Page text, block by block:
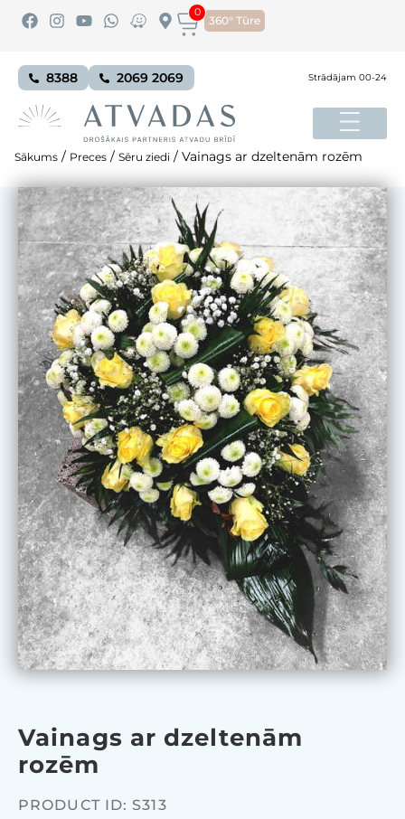
360° Tūre
0
8388 2069 2069 Strādājam 00-24
Sākums / Preces / Sēru ziedi / Vainags ar dzeltenām rozēm
Vainags ar dzeltenām
rozēm
PRODUCT ID: S313